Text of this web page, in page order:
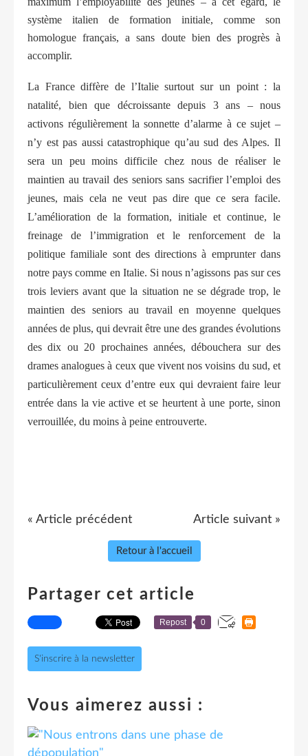
système italien de formation initiale, comme son
homologue français, a sans doute bien des progrès à
accomplir.
La France diffère de l’Italie surtout sur un point : la
natalité, bien que décroissante depuis 3 ans – nous
activons régulièrement la sonnette d’alarme à ce sujet –
n’y est pas aussi catastrophique qu’au sud des Alpes. Il
sera un peu moins difficile chez nous de réaliser le
maintien au travail des seniors sans sacrifier l’emploi des
jeunes, mais cela ne veut pas dire que ce sera facile.
L’amélioration de la formation, initiale et continue, le
freinage de l’immigration et le renforcement de la
politique familiale sont des directions à emprunter dans
notre pays comme en Italie. Si nous n’agissons pas sur ces
trois leviers avant que la situation ne se dégrade trop, le
maintien des seniors au travail en moyenne quelques
années de plus, qui devrait être une des grandes évolutions
des dix ou 20 prochaines années, débouchera sur des
drames analogues à ceux que vivent nos voisins du sud, et
particulièrement ceux d’entre eux qui devraient faire leur
entrée dans la vie active et se heurtent à une porte, sinon
verrouillée, du moins à peine entrouverte.
« Article précédent Article suivant »
Retour à l'accueil
Partager cet article
Repost 0
S'inscrire à la newsletter
Vous aimerez aussi :